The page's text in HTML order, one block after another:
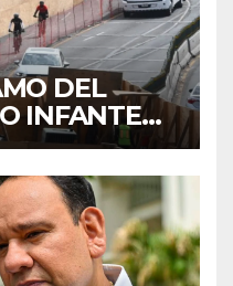
DEL
INFANTE
OBRAS
A